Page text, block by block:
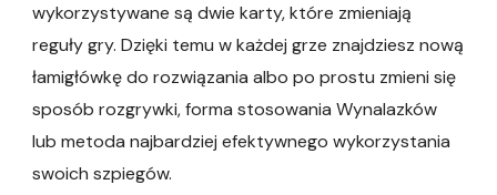
wykorzystywane są dwie karty, które zmieniają
reguły gry. Dzięki temu w każdej grze znajdziesz nową
łamigłówkę do rozwiązania albo po prostu zmieni się
sposób rozgrywki, forma stosowania Wynalazków
lub metoda najbardziej efektywnego wykorzystania
swoich szpiegów.